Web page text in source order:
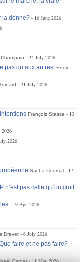
la donne?
16 June 2026
24 July 2026
pas qu’aux autres! Eddy
21 July 2026
François Stasse
13
2026
2026
Sacha Courtial
17
n’est pas celle qu’on croit
19 Apr. 2026
Drevet
6 July 2026
faire et ne pas faire?